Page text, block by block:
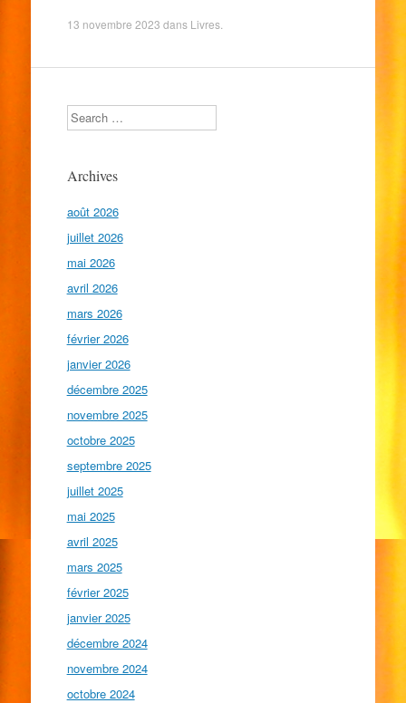
13 novembre 2023 dans Livres.
Search
Archives
août 2026
juillet 2026
mai 2026
avril 2026
mars 2026
février 2026
janvier 2026
décembre 2025
novembre 2025
octobre 2025
septembre 2025
juillet 2025
mai 2025
avril 2025
mars 2025
février 2025
janvier 2025
décembre 2024
novembre 2024
octobre 2024